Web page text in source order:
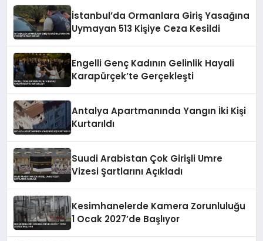
İstanbul’da Ormanlara Giriş Yasağına
Uymayan 513 Kişiye Ceza Kesildi
Engelli Genç Kadının Gelinlik Hayali
Karapürçek’te Gerçekleşti
Antalya Apartmanında Yangın İki Kişi
Kurtarıldı
Suudi Arabistan Çok Girişli Umre
Vizesi Şartlarını Açıkladı
Kesimhanelerde Kamera Zorunluluğu
1 Ocak 2027’de Başlıyor